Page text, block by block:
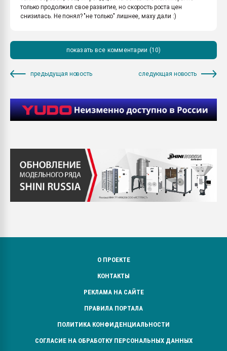
только продолжил свое развитие, но скорость роста цен
снизилась. Не понял? "не только" лишнее, маху дали :)
показать все комментарии (10)
предыдущая новость следующая новость
О ПРОЕКТЕ
КОНТАКТЫ
РЕКЛАМА НА САЙТЕ
ПРАВИЛА ПОРТАЛА
ПОЛИТИКА КОНФИДЕНЦИАЛЬНОСТИ
СОГЛАСИЕ НА ОБРАБОТКУ ПЕРСОНАЛЬНЫХ ДАННЫХ